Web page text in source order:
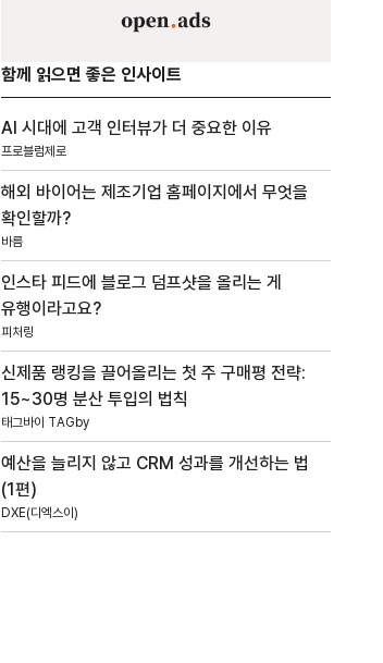
함께 읽으면 좋은 인사이트
AI 시대에 고객 인터뷰가 더 중요한 이유
프로블럼제로
해외 바이어는 제조기업 홈페이지에서 무엇을
확인할까?
바름
인스타 피드에 블로그 덤프샷을 올리는 게
유행이라고요?
피처링
신제품 랭킹을 끌어올리는 첫 주 구매평 전략:
15~30명 분산 투입의 법칙
태그바이 TAGby
예산을 늘리지 않고 CRM 성과를 개선하는 법
(1편)
DXE(디엑스이)